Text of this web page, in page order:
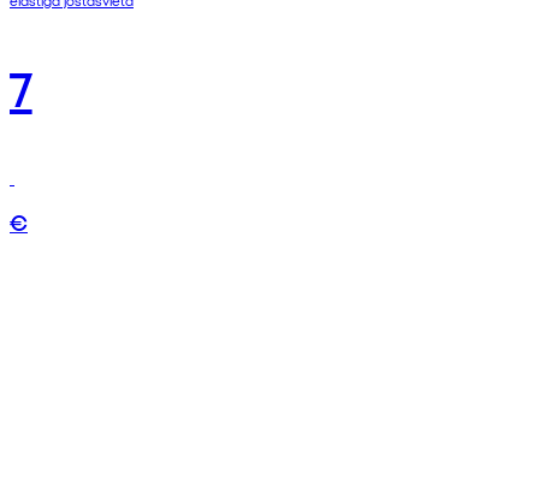
7
€